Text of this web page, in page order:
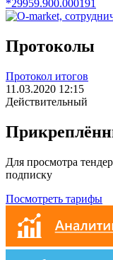
*29959.900.000191
Протоколы
Протокол итогов
11.03.2020 12:15
Действительный
Для просмотра
подписку
Посмотреть тарифы